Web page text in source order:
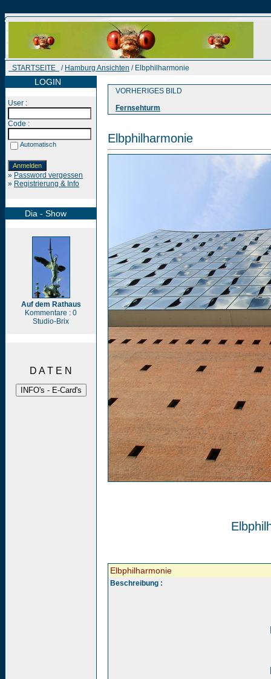
STARTSEITE / Hamburg Ansichten / Elbphilharmonie
LOGIN
User :
Code :
Automatisch
» Password vergessen
» Registrierung & Info
Dia - Show
Auf dem Rathaus
Kommentare : 0
Studio-Brix
D A T E N
VORHERIGES BILD
Fernsehturm
Elbphilharmonie
Elbphilharmonie
Beschreibung :